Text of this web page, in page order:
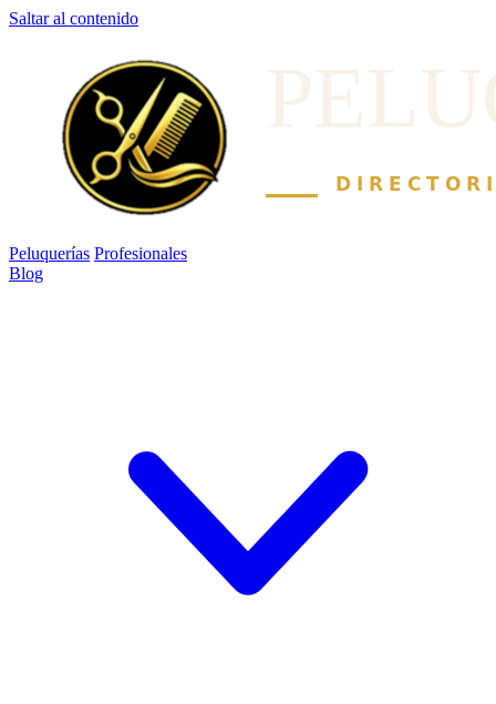
Saltar al contenido
Peluquerías Profesionales
Blog